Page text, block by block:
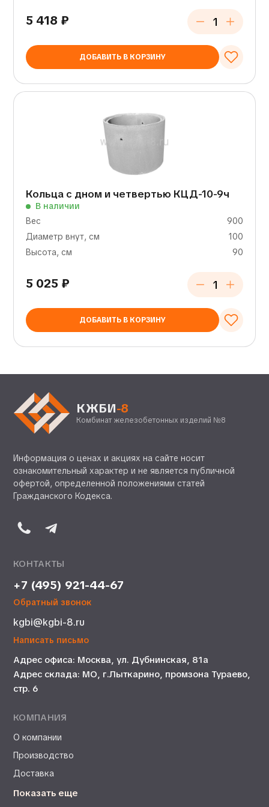
5 418 ₽
ДОБАВИТЬ В КОРЗИНУ
Кольца с дном и четвертью КЦД-10-9ч
В наличии
Вес
900
Диаметр внут, см
100
Высота, см
90
5 025 ₽
ДОБАВИТЬ В КОРЗИНУ
КЖБИ-8
Комбинат железобетонных изделий №8
Информация о ценах и акциях на сайте носит
ознакомительный характер и не является публичной
офертой, определенной положениями статей
Гражданского Кодекса.
КОНТАКТЫ
+7 (495) 921-44-67
Обратный звонок
kgbi@kgbi-8.ru
Написать письмо
Адрес офиса: Москва, ул. Дубнинская, 81а
Адрес склада: МО, г.Лыткарино, промзона Тураево,
стр. 6
КОМПАНИЯ
О компании
Производство
Доставка
Показать еще